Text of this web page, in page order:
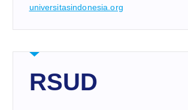
universitasindonesia.org
RSUD